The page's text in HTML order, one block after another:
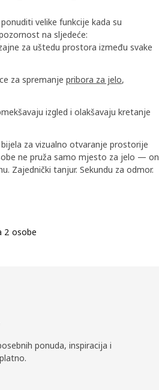
velike funkcije kada su
na sljedeće:
za uštedu prostora između svake
za spremanje pribora za jelo,
izgled i olakšavaju kretanje
za vizualno otvaranje prostorije
ne pruža samo mjesto za jelo — on
Zajednički tanjur. Sekundu za odmor.
2 osobe
ponuda, inspiracija i